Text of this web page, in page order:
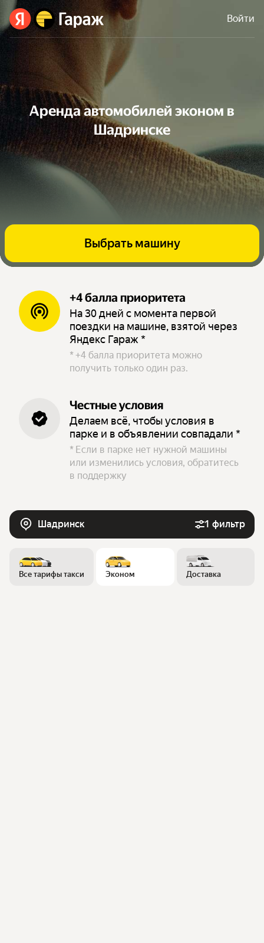
Войти
Аренда автомобилей эконом в
Шадринске
Выбрать машину
+4 балла приоритета
На 30 дней с момента первой
поездки на машине, взятой через
Яндекс Гараж *
* +4 балла приоритета можно
получить только один раз.
Честные условия
Делаем всё, чтобы условия в
парке и в объявлении совпадали *
* Если в парке нет нужной машины
или изменились условия, обратитесь
в поддержку
Шадринск 1 фильтр
Все тарифы такси Эконом Доставка